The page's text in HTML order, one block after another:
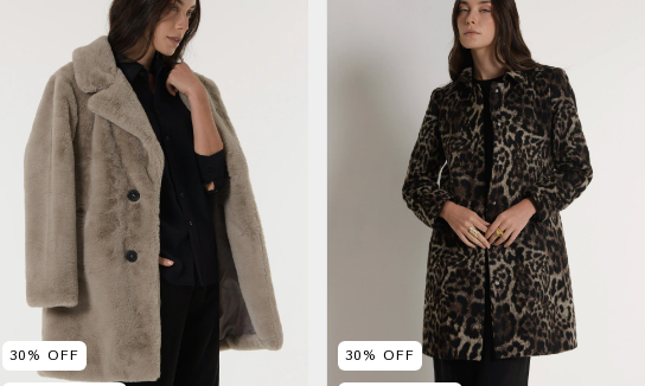
30% OFF 30%OFF